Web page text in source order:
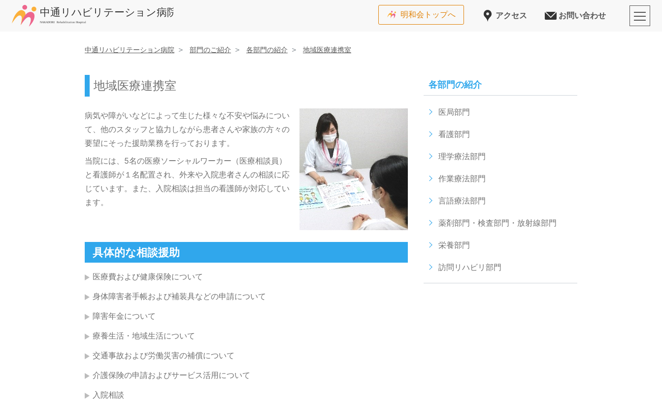
明和会トップへ アクセス お問い合わせ
中通リハビリテーション病院 部門のご紹介 各部門の紹介 地域医療連携室
地域医療連携室
病気や障がいなどによって生じた様々な不安や悩みについ
て、他のスタッフと協力しながら患者さんや家族の方々の
要望にそった援助業務を行っております。
当院には、5名の医療ソーシャルワーカー（医療相談員）
と看護師が１名配置され、外来や入院患者さんの相談に応
じています。また、入院相談は担当の看護師が対応してい
ます。
具体的な相談援助
医療費および健康保険について
身体障害者手帳および補装具などの申請について
障害年金について
療養生活・地域生活について
交通事故および労働災害の補償について
介護保険の申請およびサービス活用について
入院相談
各部門の紹介
医局部門
看護部門
理学療法部門
作業療法部門
言語療法部門
薬剤部門・検査部門・放射線部門
栄養部門
訪問リハビリ部門